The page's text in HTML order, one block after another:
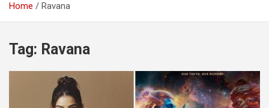
Home Ravana
Tag: Ravana